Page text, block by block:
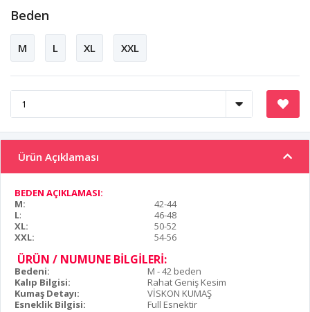
Beden
M L XL XXL
Ürün Açıklaması
BEDEN AÇIKLAMASI:
M:
42-44
L:
46-48
XL:
50-52
XXL:
54-56
ÜRÜN / NUMUNE BİLGİLERİ:
Bedeni:
M - 42 beden
Kalıp Bilgisi:
Rahat Geniş Kesim
Kumaş Detayı:
VİSKON KUMAŞ
Esneklik Bilgisi:
Full Esnektir